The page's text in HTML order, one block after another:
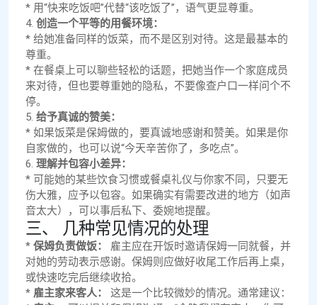
* 用“快来吃饭吧”代替“该吃饭了”，语气更显尊重。
4. 创造一个平等的用餐环境：
* 给她准备同样的饭菜，而不是区别对待。这是最基本的
尊重。
* 在餐桌上可以聊些轻松的话题，把她当作一个家庭成员
来对待，但也要尊重她的隐私，不要像查户口一样问个不
停。
5. 给予真诚的赞美：
* 如果饭菜是保姆做的，要真诚地感谢和赞美。如果是你
自家做的，也可以说“今天辛苦你了，多吃点”。
6. 理解并包容小差异：
* 可能她的某些饮食习惯或餐桌礼仪与你家不同，只要无
伤大雅，应予以包容。如果确实有需要改进的地方（如声
音太大），可以事后私下、委婉地提醒。
三、 几种常见情况的处理
* 保姆负责做饭：
雇主应在开饭时邀请保姆一同就餐，并
对她的劳动表示感谢。保姆则应做好收尾工作后再上桌，
或快速吃完后继续收拾。
* 雇主家来客人：
这是一个比较微妙的情况。通常建议：